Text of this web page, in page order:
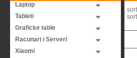
Laptop
Tableti
Graficke table
Racunari i Serveri
Xiaomi